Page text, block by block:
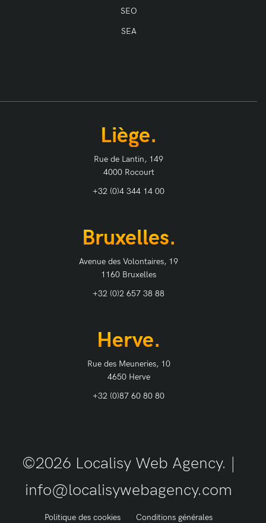
SEO
SEA
Liège.
Rue de Lantin, 149
4000 Rocourt
+32 (0)4 344 14 00
Bruxelles.
Avenue des Volontaires, 19
1160 Bruxelles
+32 (0)2 657 38 88
Herve.
Rue des Meuneries, 10
4650 Herve
+32 (0)87 60 80 80
©2026 Localisy Web Agency. |
info@localisywebagency.com
Politique des cookies Conditions générales